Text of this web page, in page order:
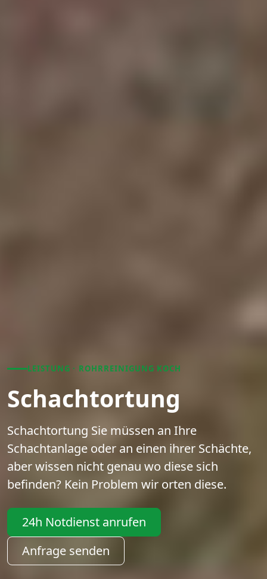
LEISTUNG · ROHRREINIGUNG KOCH
Schachtortung
Schachtortung Sie müssen an Ihre
Schachtanlage oder an einen ihrer Schächte,
aber wissen nicht genau wo diese sich
befinden? Kein Problem wir orten diese.
24h Notdienst anrufen
Anfrage senden